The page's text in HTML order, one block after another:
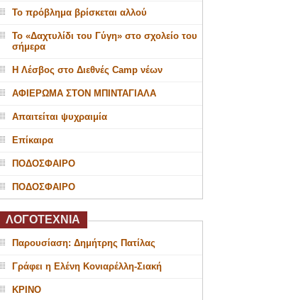
Το πρόβλημα βρίσκεται αλλού
Το «Δαχτυλίδι του Γύγη» στο σχολείο του
σήμερα
Η Λέσβος στο Διεθνές Camp νέων
ΑΦΙΕΡΩΜΑ ΣΤΟΝ ΜΠΙΝΤΑΓΙΑΛΑ
Απαιτείται ψυχραιμία
Επίκαιρα
ΠΟΔΟΣΦΑΙΡΟ
ΠΟΔΟΣΦΑΙΡΟ
ΛΟΓΟΤΕΧΝΙΑ
Παρουσίαση: Δημήτρης Πατίλας
Γράφει η Ελένη Κονιαρέλλη-Σιακή
ΚΡΙΝΟ